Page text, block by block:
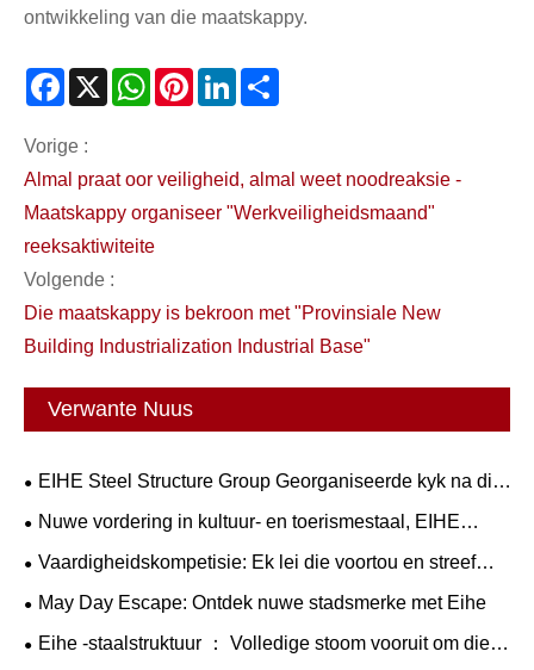
ontwikkeling van die maatskappy.
Facebook
X WhatsAppPinterestLinkedIn
Vorige :
Almal praat oor veiligheid, almal weet noodreaksie -
Maatskappy organiseer "Werkveiligheidsmaand"
reeksaktiwiteite
Volgende :
Die maatskappy is bekroon met "Provinsiale New
Building Industrialization Industrial Base"
Verwante Nuus
EIHE Steel Structure Group Georganiseerde kyk na die
regstreekse uitsending van die 93ste Militêre Parade
Nuwe vordering in kultuur- en toerismestaal, EIHE
neem jou eerste verken—die meesterwerkpaleis met
mitiese tema.
Vaardigheidskompetisie: Ek lei die voortou en streef
daarna om vakmanne met moed te wees - en
staalstruktuur het die vierde vaardigheidskompetisie
May Day Escape: Ontdek nuwe stadsmerke met Eihe
Eihe -staalstruktuur ： Volledige stoom vooruit om die